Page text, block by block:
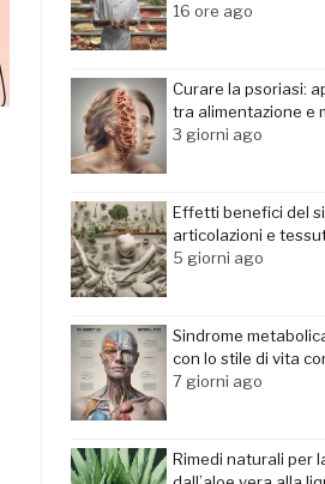
16 ore ago
Curare la psoriasi:
tra alimentazione e
3 giorni ago
Effetti benefici del
articolazioni e
5 giorni ago
Sindrome
con lo stile di vita
7 giorni ago
Rimedi naturali per